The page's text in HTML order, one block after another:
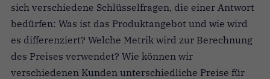
sich verschiedene Schlüsselfragen, die einer Antwort
bedürfen: Was ist das Produktangebot und wie wird
es differenziert? Welche Metrik wird zur Berechnung
des Preises verwendet? Wie können wir
verschiedenen Kunden unterschiedliche Preise für